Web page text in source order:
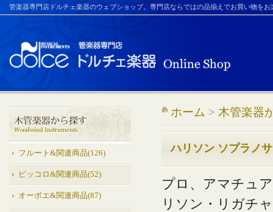
管楽器専門店ドルチェ楽器のウェブショップ。専門店ならではの品揃えでお買い物を
フルート&関連商品(126)
ピッコロ&関連商品(52)
オーボエ&関連商品(87)
ホーム > 木管楽器
ハリソン ソプラノ
プロ、アマチュ
リソン・リガチ